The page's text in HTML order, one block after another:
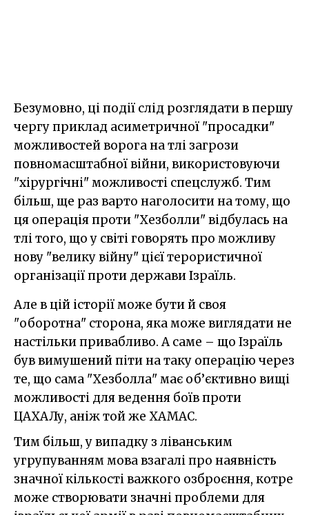
Безумовно, ці події слід розглядати в першу
чергу приклад асиметричної "просадки"
можливостей ворога на тлі загрози
повномасштабної війни, використовуючи
"хірургічні" можливості спецслужб. Тим
більш, ще раз варто наголосити на тому, що
ця операція проти "Хезболли" відбулась на
тлі того, що у світі говорять про можливу
нову "велику війну" цієї терористичної
організації проти держави Ізраїль.
Але в цій історії може бути й своя
"оборотна" сторона, яка може виглядати не
настільки привабливо. А саме – що Ізраїль
був вимушений піти на таку операцію через
те, що сама "Хезболла" має об’єктивно вищі
можливості для ведення боїв проти
ЦАХАЛу, аніж той же ХАМАС.
Тим більш, у випадку з ліванським
угрупуванням мова взагалі про наявність
значної кількості важкого озброєння, котре
може створювати значні проблеми для